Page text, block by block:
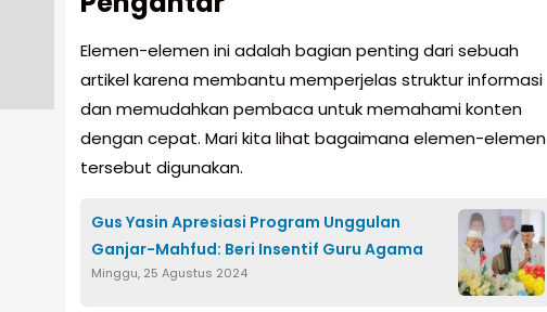
Elemen-elemen ini adalah bagian penting dari sebuah
artikel karena membantu memperjelas struktur informasi
dan memudahkan pembaca untuk memahami konten
dengan cepat. Mari kita lihat bagaimana elemen-elemen
tersebut digunakan.
Gus Yasin Apresiasi Program Unggulan
Ganjar-Mahfud: Beri Insentif Guru Agama
Minggu, 25 Agustus 2024